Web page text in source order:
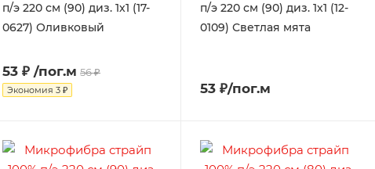
п/э 220 см (90) диз. 1х1 (17-
0627) Оливковый
53 ₽ /пог.м 56 ₽
Экономия 3 ₽
п/э 220 см (90) диз. 1х1 (12-
0109) Светлая мята
53 ₽/пог.м